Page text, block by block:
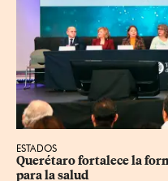
ESTADOS
Querétaro fortalece la
para la salud